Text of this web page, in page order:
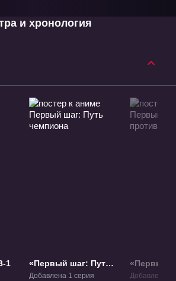
и хронология
1
«Первый шаг: Путь
чемпиона» ОВА-1
Добавлена 1 серия
«Первый
Машиба
Добавлена 1